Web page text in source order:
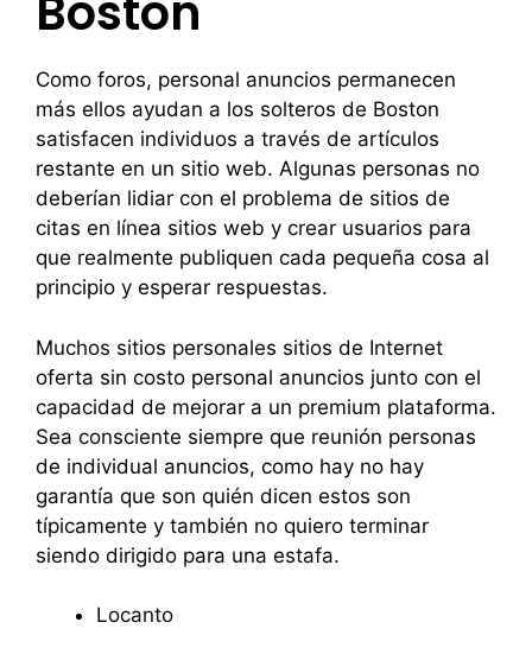
Como foros, personal anuncios permanecen
más ellos ayudan a los solteros de Boston
satisfacen individuos a través de artículos
restante en un sitio web. Algunas personas no
deberían lidiar con el problema de sitios de
citas en línea sitios web y crear usuarios para
que realmente publiquen cada pequeña cosa al
principio y esperar respuestas.
Muchos sitios personales sitios de Internet
oferta sin costo personal anuncios junto con el
capacidad de mejorar a un premium plataforma.
Sea consciente siempre que reunión personas
de individual anuncios, como hay no hay
garantía que son quién dicen estos son
típicamente y también no quiero terminar
siendo dirigido para una estafa.
Locanto